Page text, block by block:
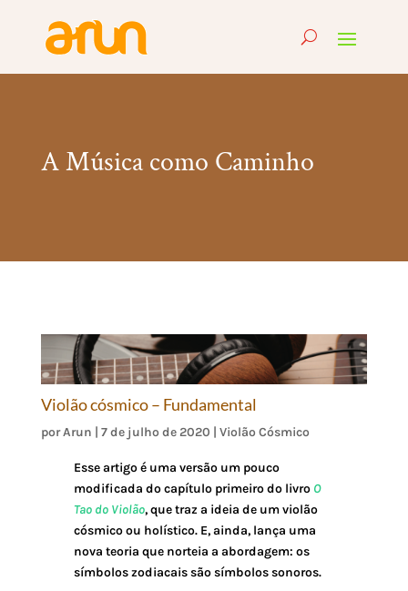
A Música como Caminho
Violão cósmico – Fundamental
porArun | 7 de julho de 2020 | Violão Cósmico
Esse artigo é uma versão um pouco
modificada do capítulo primeiro do livro O
Tao do Violão, que traz a ideia de um violão
cósmico ou holístico. E, ainda, lança uma
nova teoria que norteia a abordagem: os
símbolos zodiacais são símbolos sonoros.